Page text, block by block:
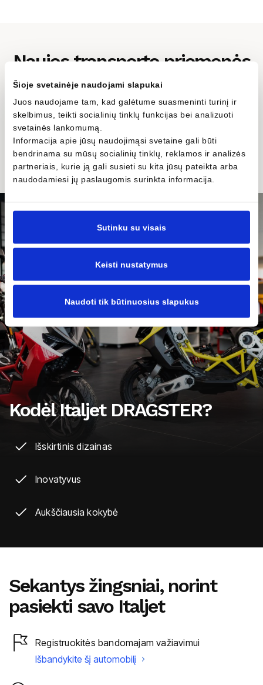
Šioje svetainėje naudojami slapukai
Juos naudojame tam, kad galėtume suasmeninti turinį ir
skelbimus, teikti socialinių tinklų funkcijas bei analizuoti
svetainės lankomumą.
Informacija apie jūsų naudojimąsi svetaine gali būti
bendrinama su mūsų socialinių tinklų, reklamos ir analizės
partneriais, kurie ją gali susieti su kita jūsų pateikta arba
naudodamiesi jų paslaugomis surinkta informacija.
Sutinku su visais
Keisti nustatymus
Naudoti tik būtinuosius slapukus
Naujos transporto priemonės
salone
Pasirinkite savo ir mėgautis kelione dabar
Peržiūrėti pasiūlymus
Kodėl Italjet DRAGSTER?
Išskirtinis dizainas
Inovatyvus
Aukščiausia kokybė
Sekantys žingsniai, norint
pasiekti savo Italjet
Registruokitės bandomajam važiavimui
Išbandykite šį automobilį